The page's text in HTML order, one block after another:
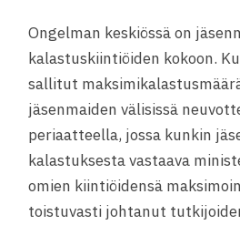
Ongelman keskiössä on
kalastuskiintiöiden kokoon.
sallitut
jäsenmaiden välisissä
periaatteella, jossa kunkin
kalastuksesta vastaava
omien kiintiöidensä
toistuvasti johtanut